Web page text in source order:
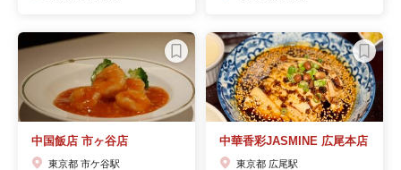
中国飯店 市ヶ谷店
東京都 市ケ谷駅
中華香彩JASMINE 広尾本店
東京都 広尾駅